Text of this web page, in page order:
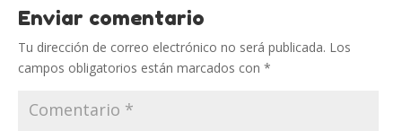
Enviar comentario
Tu dirección de correo electrónico no será publicada. Los
campos obligatorios están marcados con *